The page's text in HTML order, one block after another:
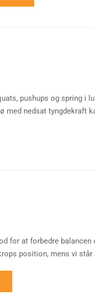
pushups og spring i
nedsat tyngdekraft
for at forbedre balancen
position, mens vi